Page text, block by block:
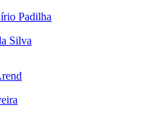
Padilha
Silva